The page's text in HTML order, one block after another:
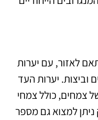
לאזור, עם יערות
וביצות. יערות העד
צמחים, כולל צמחי
למצוא גם מספר